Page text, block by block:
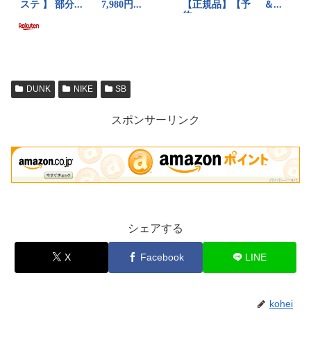
DUNK NIKE SB
スポンサーリンク
シェアする
X Facebook LINE
kohei